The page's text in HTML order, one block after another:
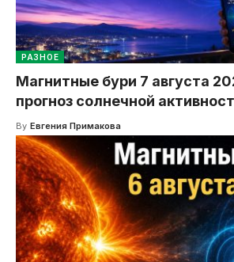
РАЗНОЕ
Магнитные бури 7 августа
прогноз солнечной
By Евгения Примакова